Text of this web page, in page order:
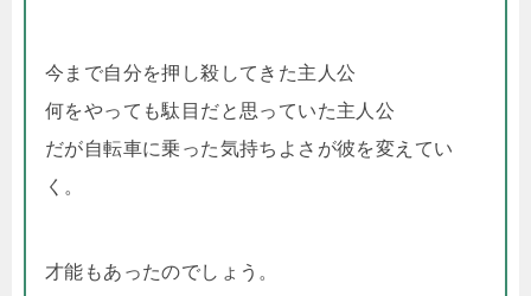
今まで自分を押し殺してきた主人公
何をやっても駄目だと思っていた主人公
だが自転車に乗った気持ちよさが彼を変えてい
く。
才能もあったのでしょう。